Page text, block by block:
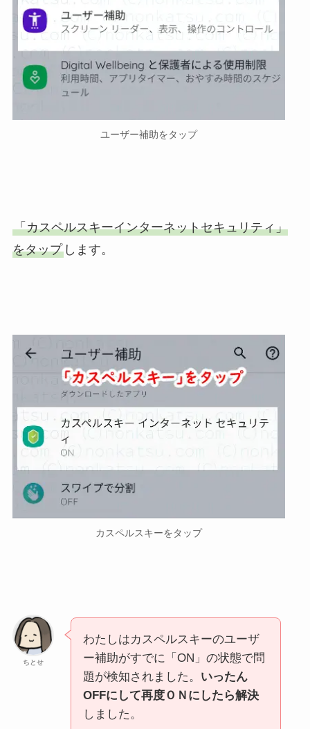
ユーザー補助をタップ
「カスペルスキーインターネットセキュリティ」
をタップします。
カスペルスキーをタップ
ちとせ
わたしはカスペルスキーのユーザ
ー補助がすでに「ON」の状態で問
題が検知されました。 いったん
OFFにして再度ＯＮにしたら解決
しました。